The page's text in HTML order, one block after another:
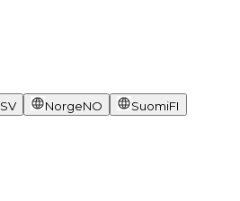
SV NorgeNO SuomiFI